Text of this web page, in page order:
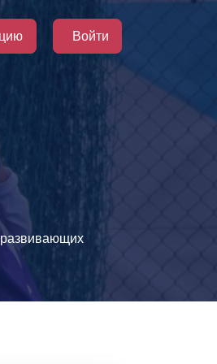
Войти
развивающих